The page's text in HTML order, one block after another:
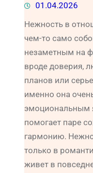
01.04.2026
Нежность в
чем-то само
незаметным на
вроде доверия,
планов или
именно она
эмоциональным
помогает паре
гармонию.
только в
живет в